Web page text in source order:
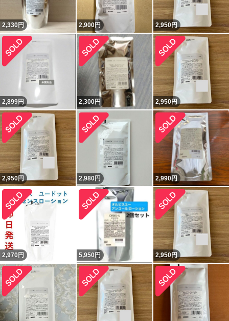
2,330円 2,900円 2,950円
2,899円 2,300円 2,950円
2,950円 2,980円 2,990円
2,970 円 5,950 円 2,950円